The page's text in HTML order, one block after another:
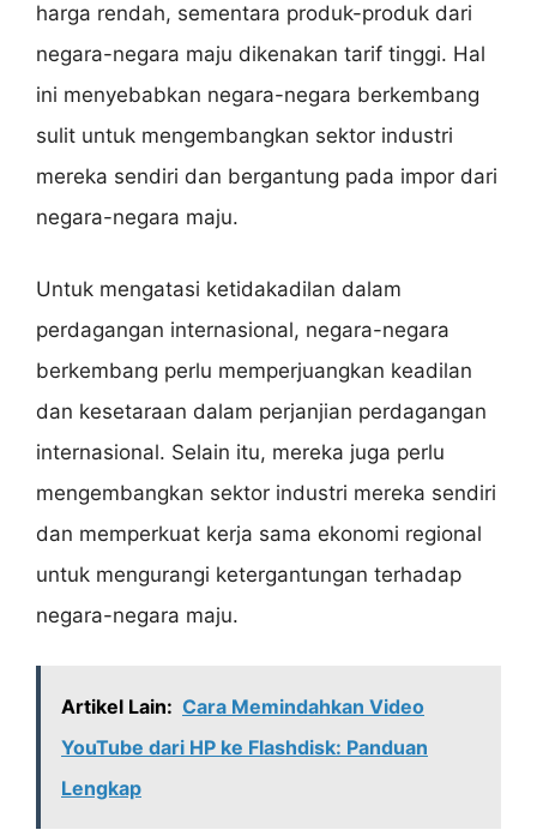
harga rendah, sementara produk-produk dari
negara-negara maju dikenakan tarif tinggi. Hal
ini menyebabkan negara-negara berkembang
sulit untuk mengembangkan sektor industri
mereka sendiri dan bergantung pada impor dari
negara-negara maju.
Untuk mengatasi ketidakadilan dalam
perdagangan internasional, negara-negara
berkembang perlu memperjuangkan keadilan
dan kesetaraan dalam perjanjian perdagangan
internasional. Selain itu, mereka juga perlu
mengembangkan sektor industri mereka sendiri
dan memperkuat kerja sama ekonomi regional
untuk mengurangi ketergantungan terhadap
negara-negara maju.
Artikel Lain: Cara Memindahkan Video
YouTube dari HP ke Flashdisk: Panduan
Lengkap